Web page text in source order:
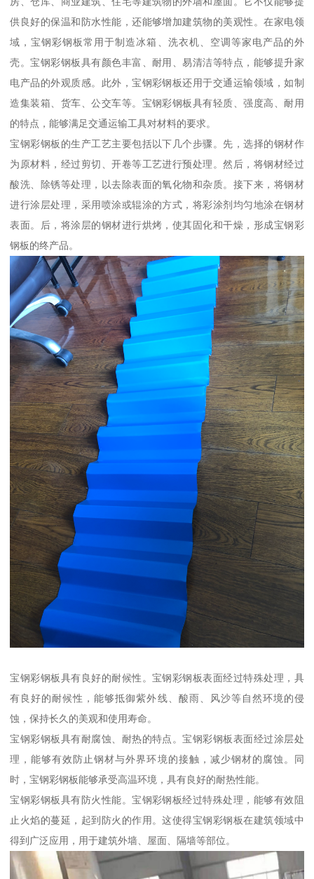
供良好的保温和防水性能，还能够增加建筑物的美观性。在家电领
域，宝钢彩钢板常用于制造冰箱、洗衣机、空调等家电产品的外
壳。宝钢彩钢板具有颜色丰富、耐用、易清洁等特点，能够提升家
电产品的外观质感。此外，宝钢彩钢板还用于交通运输领域，如制
造集装箱、货车、公交车等。宝钢彩钢板具有轻质、强度高、耐用
的特点，能够满足交通运输工具对材料的要求。
宝钢彩钢板的生产工艺主要包括以下几个步骤。先，选择的钢材作
为原材料，经过剪切、开卷等工艺进行预处理。然后，将钢材经过
酸洗、除锈等处理，以去除表面的氧化物和杂质。接下来，将钢材
进行涂层处理，采用喷涂或辊涂的方式，将彩涂剂均匀地涂在钢材
表面。后，将涂层的钢材进行烘烤，使其固化和干燥，形成宝钢彩
钢板的终产品。
宝钢彩钢板具有良好的耐候性。宝钢彩钢板表面经过特殊处理，具
有良好的耐候性，能够抵御紫外线、酸雨、风沙等自然环境的侵
蚀，保持长久的美观和使用寿命。
宝钢彩钢板具有耐腐蚀、耐热的特点。宝钢彩钢板表面经过涂层处
理，能够有效防止钢材与外界环境的接触，减少钢材的腐蚀。同
时，宝钢彩钢板能够承受高温环境，具有良好的耐热性能。
宝钢彩钢板具有防火性能。宝钢彩钢板经过特殊处理，能够有效阻
止火焰的蔓延，起到防火的作用。这使得宝钢彩钢板在建筑领域中
得到广泛应用，用于建筑外墙、屋面、隔墙等部位。